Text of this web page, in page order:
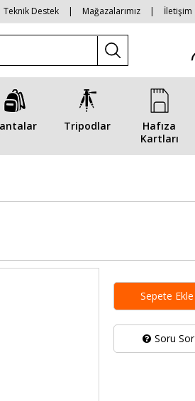
Teknik Destek | Mağazalarımız | İletişim
Tripodlar
Hafıza
Kartları
Sepete Ekle
Soru Sor